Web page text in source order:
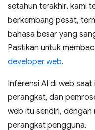
setahun terakhir, kami
berkembang pesat,
bahasa besar yang
Pastikan untuk
developer web.
Inferensi AI di web
perangkat, dan
web itu sendiri, dengan
perangkat pengguna.